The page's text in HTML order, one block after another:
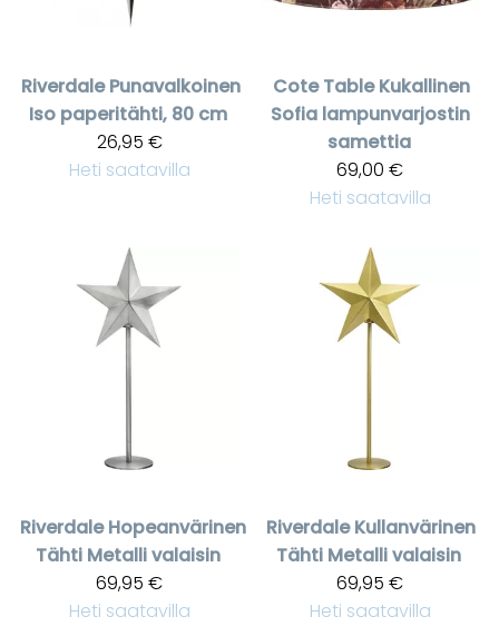
Riverdale Punavalkoinen
Iso paperitähti, 80 cm
26,95 €
Heti saatavilla
Cote Table Kukallinen
Sofia lampunvarjostin
samettia
69,00 €
Heti saatavilla
Riverdale Hopeanvärinen
Tähti Metalli valaisin
69,95 €
Heti saatavilla
Riverdale Kullanvärinen
Tähti Metalli valaisin
69,95 €
Heti saatavilla